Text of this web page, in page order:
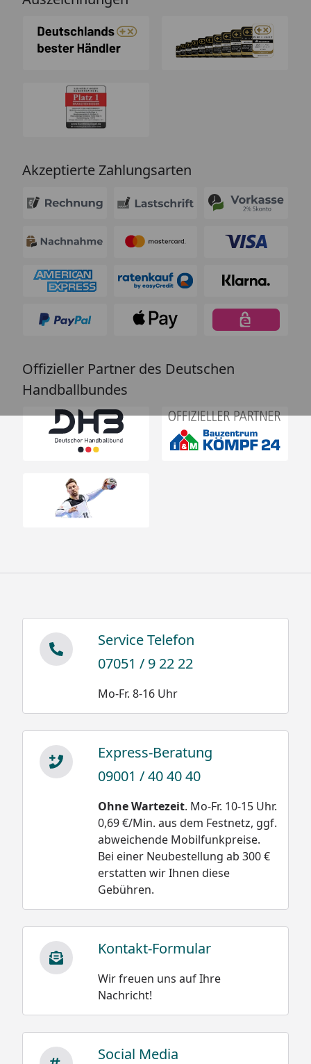
Akzeptierte Zahlungsarten
Offizieller Partner des Deutschen
Handballbundes
Service Telefon
07051 / 9 22 22
Mo-Fr. 8-16 Uhr
Express-Beratung
09001 / 40 40 40
Ohne Wartezeit. Mo-Fr. 10-15 Uhr.
0,69 €/Min. aus dem Festnetz, ggf.
abweichende Mobilfunkpreise.
Bei einer Neubestellung ab 300 €
erstatten wir Ihnen diese
Gebühren.
Kontakt-Formular
Wir freuen uns auf Ihre
Nachricht!
Social Media